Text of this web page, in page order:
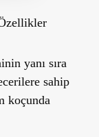
yanı sıra
sahip
koçunda